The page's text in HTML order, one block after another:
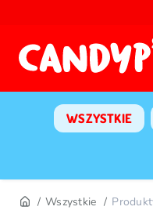
WSZYSTKIE
Wszystkie